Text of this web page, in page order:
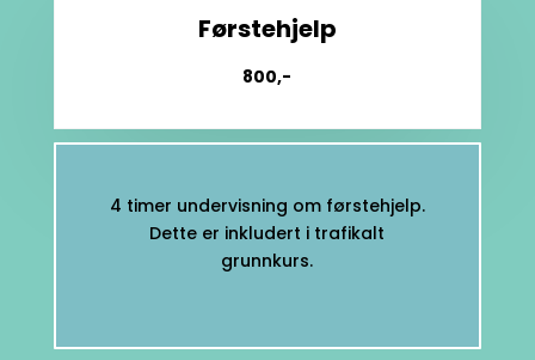
Førstehjelp
800,-
4 timer undervisning om førstehjelp.
Dette er inkludert i trafikalt
grunnkurs.